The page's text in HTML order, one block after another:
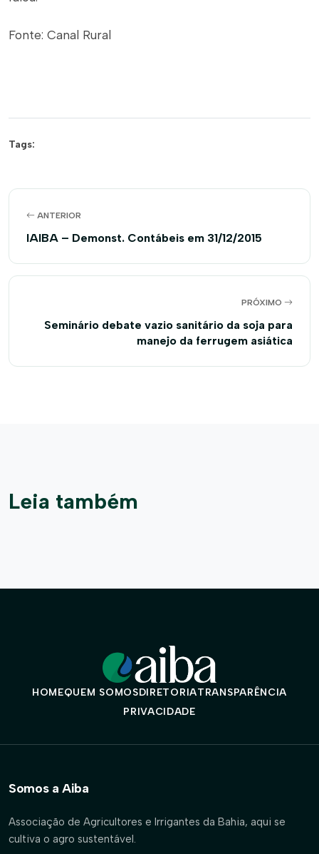
Fonte: Canal Rural
Tags:
ANTERIOR
IAIBA – Demonst. Contábeis em 31/12/2015
PRÓXIMO
Seminário debate vazio sanitário da soja para
manejo da ferrugem asiática
Leia também
HOMEQUEM SOMOSDIRETORIATRANSPARÊNCIA
PRIVACIDADE
Somos a Aiba
Associação de Agricultores e Irrigantes da Bahia, aqui se
cultiva o agro sustentável.